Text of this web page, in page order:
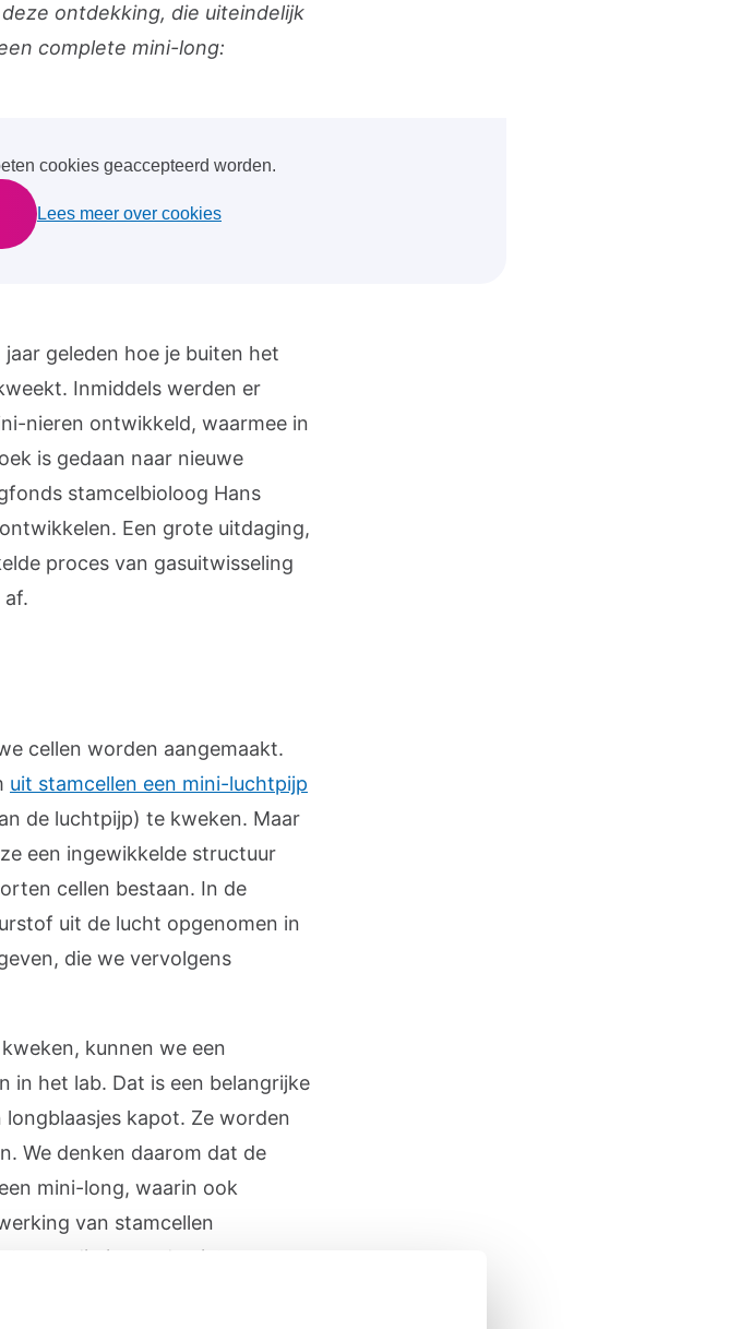
ontdekking, die uiteindelijk
complete mini-long:
cookies geaccepteerd worden.
Lees meer over cookies
geleden hoe je buiten het
Inmiddels werden er
nieren ontwikkeld, waarmee in
is gedaan naar nieuwe
stamcelbioloog Hans
Een grote uitdaging,
proces van gasuitwisseling
af.
cellen worden aangemaakt.
uit stamcellen een mini-luchtpijp
de luchtpijp) te kweken. Maar
een ingewikkelde structuur
cellen bestaan. In de
uit de lucht opgenomen in
die we vervolgens
kunnen we een
in het lab. Dat is een belangrijke
longblaasjes kapot. Ze worden
We denken daarom dat de
mini-long, waarin ook
van stamcellen
er nodig is om de niet meer